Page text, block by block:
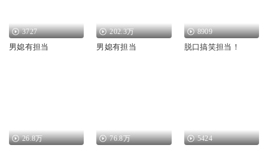
3727
男媳有担当
202.3万
男媳有担当
8909
脱口搞笑担当！
26.8万 76.8万 5424